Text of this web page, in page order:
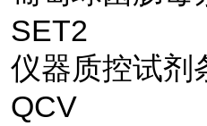
SET2
仪器质控试剂
QCV